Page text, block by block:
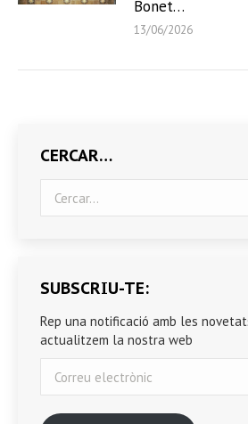
Bonet…
13/06/2026
CERCAR…
SUBSCRIU-TE:
Rep una notificació amb les
actualitzem la nostra web
electrònic